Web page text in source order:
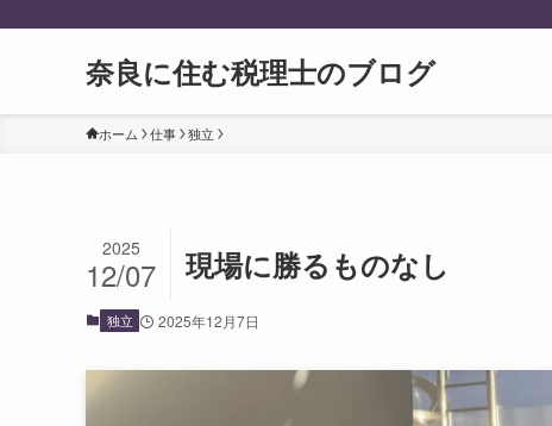
奈良に住む税理士のブログ
ホーム 仕事 独立
現場に勝るものなし
2025
12/07
独立 2025年12月7日